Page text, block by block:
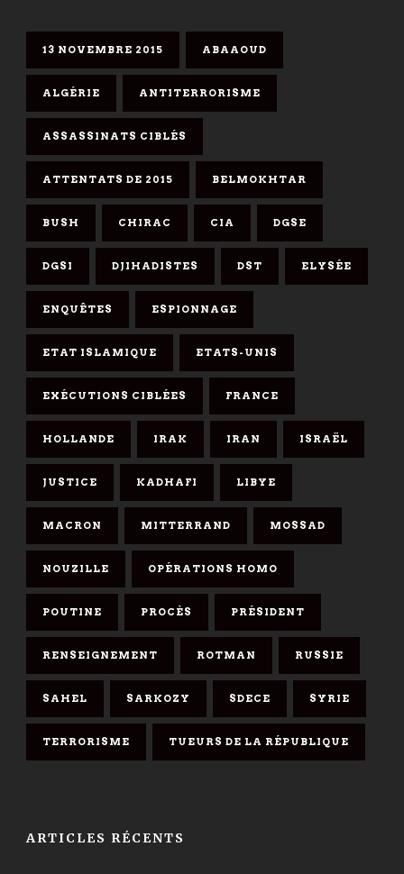
13 NOVEMBRE 2015 ABAAOUD
ALGÉRIE ANTITERRORISME
ASSASSINATS CIBLÉS
ATTENTATS DE 2015 BELMOKHTAR
BUSH CHIRAC CIA DGSE
DGSI DJIHADISTES DST ELYSÉE
ENQUÊTES ESPIONNAGE
ETAT ISLAMIQUE ETATS-UNIS
EXÉCUTIONS CIBLÉES FRANCE
HOLLANDE IRAK IRAN ISRAËL
JUSTICE KADHAFI LIBYE
MACRON MITTERRAND MOSSAD
NOUZILLE OPÉRATIONS HOMO
POUTINE PROCÈS PRÉSIDENT
RENSEIGNEMENT ROTMAN RUSSIE
SAHEL SARKOZY SDECE SYRIE
TERRORISME TUEURS DE LA RÉPUBLIQUE
ARTICLES RÉCENTS